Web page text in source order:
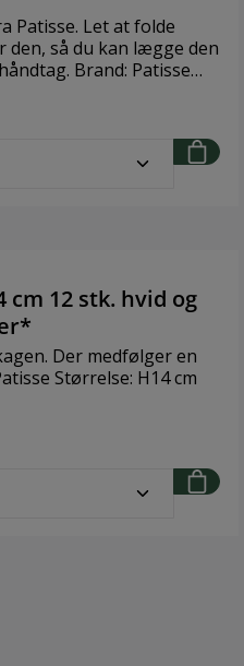
Patisse. Let at folde
den, så du kan lægge den
32 cm. Materiale:
cm 12 stk. hvid og
Der medfølger en
lys. Brand: Patisse Størrelse: H14 cm